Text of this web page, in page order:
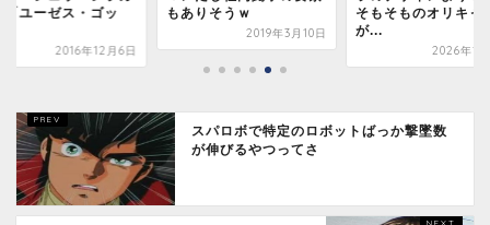
りそうｗ
そもそものオリキャラ
2026年1月27日
2022年6
スパロボで特定のロボットばっか撃墜数
が伸びるやつってさ